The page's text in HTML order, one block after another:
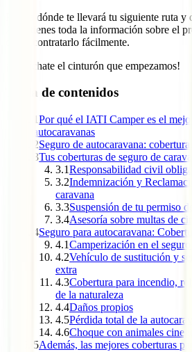
Piensa dónde te llevará tu siguiente ruta y
Aquí tienes toda la información sobre el
cómo contratarlo fácilmente.
¡Abróchate el cinturón que empezamos!
Tabla de contenidos
1Por qué el IATI Camper es el
autocaravanas
2Seguro de autocaravana:
3Tus coberturas de seguro de
3.1Responsabilidad civil
3.2Indemnización y
caravana
3.3Suspensión de tu permiso
3.4Asesoría sobre multas de
4Seguro para autocaravana:
4.1Camperización en el seguro
4.2Vehículo de sustitución y
extra
4.3Cobertura para incendio,
de la naturaleza
4.4Daños propios
4.5Pérdida total de la
4.6Choque con animales
5Además, las mejores coberturas